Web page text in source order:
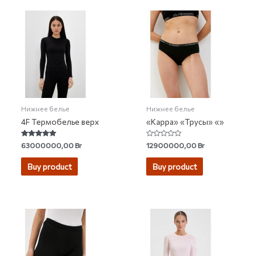
Нижнее белье
4F Термобелье верх
Rated
4.75
out of 5
63000000,00Br
Buy product
Нижнее белье
«Kappa» «Трусы» «»
Rated
0
out
12900000,00Br
Buy product